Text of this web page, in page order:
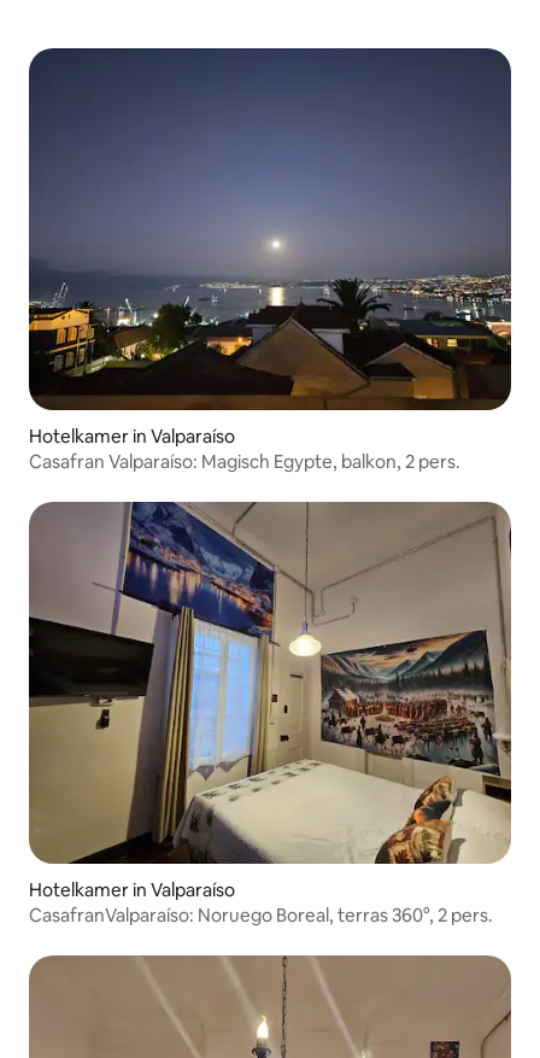
Hotelkamer in Valparaíso
Casafran Valparaíso: Magisch Egypte, balkon, 2 pers.
Hotelkamer in Valparaíso
CasafranValparaíso: Noruego Boreal, terras 360°, 2 pers.